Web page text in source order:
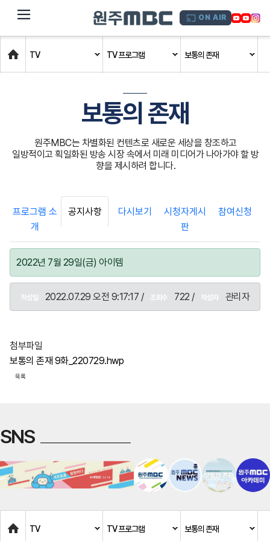
dehaze ON AIR
Home
TV TV 프로그램 보통의 존재
보통의 존재
원주MBC는 차별화된 컨텐츠로 새로운 세상을 창조하고
일방적이고 획일화된 방송 시장 속에서 미래 미디어가 나아가야 할 방
향을 제시하려 합니다.
프로그램 소
개
공지사항 다시보기
시청자게시
판
참여신청
2022년 7월 29일(금) 아이템
작성일 2022.07.29 오전 9:17:17 / 조회수 722 / 작성자 관리자
첨부파일
보통의 존재 9화_220729.hwp
목록
SNS
Home
TV TV 프로그램 보통의 존재